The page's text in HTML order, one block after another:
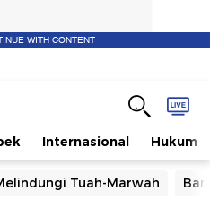
WITH CONTENT
Internasional Hukum
Tuah-Marwah